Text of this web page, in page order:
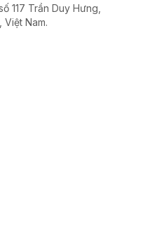
117 Trần Duy Hưng,
Việt Nam.